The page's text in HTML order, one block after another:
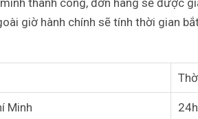
giờ hành chính sẽ tính thời gian
Minh